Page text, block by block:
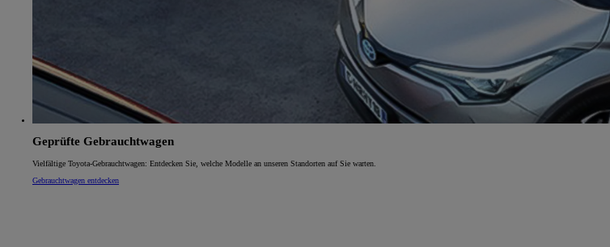
Geprüfte Gebrauchtwagen
Vielfältige Toyota-Gebrauchtwagen: Entdecken Sie, welche Modelle an unseren Standorten auf Sie warten.
Gebrauchtwagen entdecken